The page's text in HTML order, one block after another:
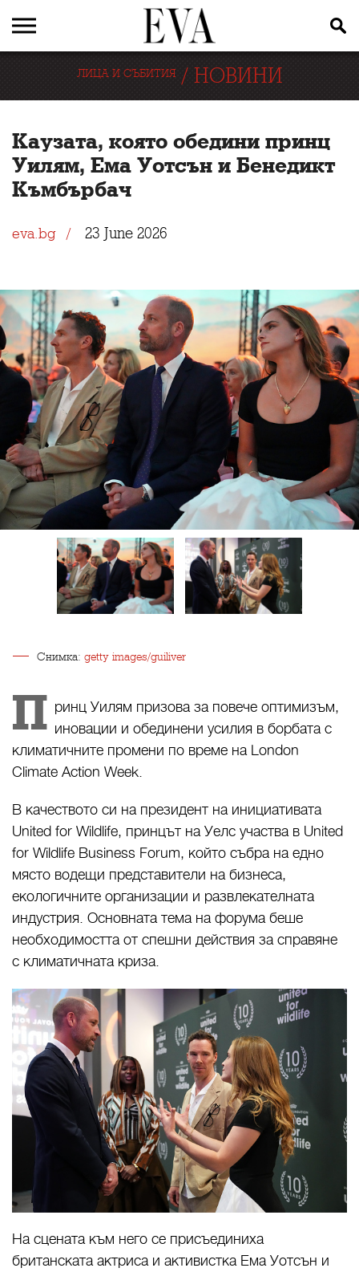
ЛИЦА И СЪБИТИЯ/ НОВИНИ
Каузата, която обедини принц
Уилям, Ема Уотсън и Бенедикт
Къмбърбач
eva.bg 23 June 2026
Снимка: getty images/guiliver
П ринц Уилям призова за повече оптимизъм,
иновации и обединени усилия в борбата с
климатичните промени по време на London
Climate Action Week.
В качеството си на президент на инициативата
United for Wildlife, принцът на Уелс участва в United
for Wildlife Business Forum, който събра на едно
място водещи представители на бизнеса,
екологичните организации и развлекателната
индустрия. Основната тема на форума беше
необходимостта от спешни действия за справяне
с климатичната криза.
На сцената към него се присъединиха
британската актриса и активистка Ема Уотсън и